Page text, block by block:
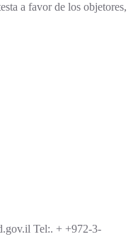
a favor de los objetores,
Tel:. + +972-3-